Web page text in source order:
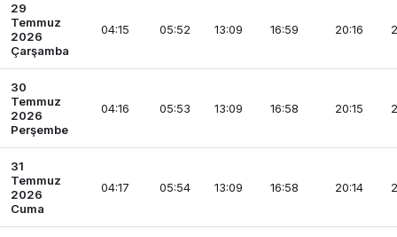
29
Temmuz
2026
Çarşamba
04:15 05:52 13:09 16:59 20:16
30
Temmuz
2026
Perşembe
04:16 05:53 13:09 16:58 20:15
31
Temmuz
2026
Cuma
04:17 05:54 13:09 16:58 20:14